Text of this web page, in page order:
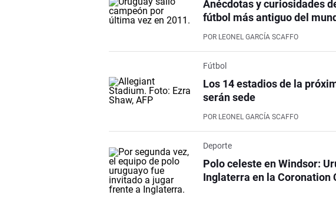
Anécdotas y curiosidades
fútbol más antiguo del
POR LEONEL GARCÍA SCAFFO
Fútbol
Los 14 estadios de la
serán sede
POR LEONEL GARCÍA SCAFFO
Deporte
Polo celeste en Windsor:
Inglaterra en la Coronation